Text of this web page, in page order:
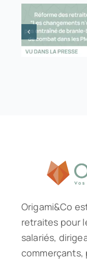
Origami&Co
retraites pour
salariés,
commerçants,